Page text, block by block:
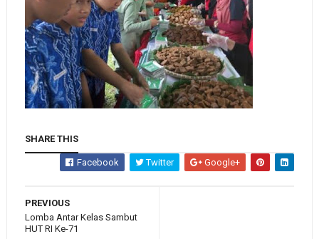
SHARE THIS
Facebook Twitter Google+
PREVIOUS
Lomba Antar Kelas Sambut
HUT RI Ke-71